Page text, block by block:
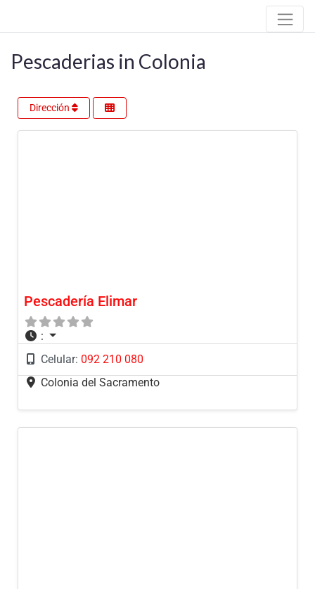
Pescaderias in Colonia
Dirección
Pescadería Elimar
:
Celular: 092 210 080
Colonia del Sacramento